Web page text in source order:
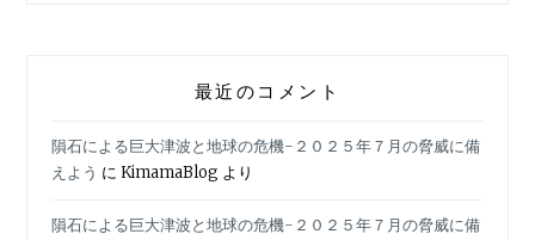
最近のコメント
隕石による巨大津波と地球の危機-２０２５年７月の脅威に備
えよう にKimamaBlog より
隕石による巨大津波と地球の危機-２０２５年７月の脅威に備